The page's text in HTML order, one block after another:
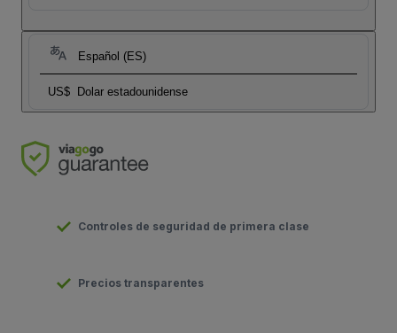
Español (ES)
US$ Dolar estadounidense
Controles de seguridad de primera clase
Precios transparentes